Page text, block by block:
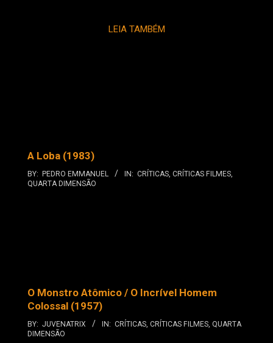
LEIA TAMBÉM
A Loba (1983)
BY: PEDRO EMMANUEL IN: CRÍTICAS, CRÍTICAS FILMES,
QUARTA DIMENSÃO
O Monstro Atômico / O Incrível Homem
Colossal (1957)
BY: JUVENATRIX IN: CRÍTICAS, CRÍTICAS FILMES, QUARTA
DIMENSÃO